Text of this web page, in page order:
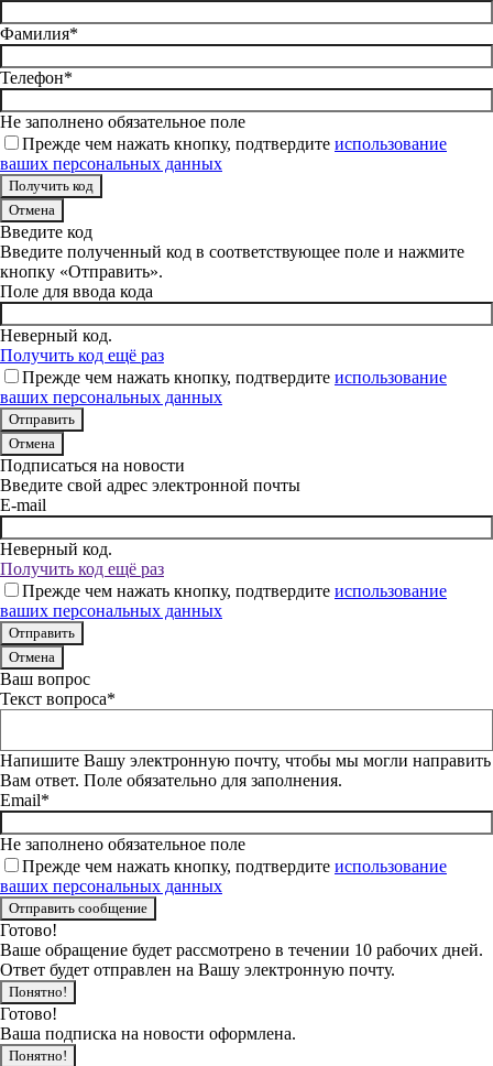
Фамилия*
Телефон*
Не заполнено обязательное поле
Прежде чем нажать кнопку, подтвердите использование
ваших персональных данных
Отмена
Введите код
Введите полученный код в соответствующее поле и нажмите
кнопку «Отправить».
Поле для ввода кода
Неверный код.
Получить код ещё раз
Прежде чем нажать кнопку, подтвердите использование
ваших персональных данных
Отмена
Подписаться на новости
Введите свой адрес электронной почты
E-mail
Неверный код.
Получить код ещё раз
Прежде чем нажать кнопку, подтвердите использование
ваших персональных данных
Отмена
Ваш вопрос
Текст вопроса*
Напишите Вашу электронную почту, чтобы мы могли направить
Вам ответ. Поле обязательно для заполнения.
Email*
Не заполнено обязательное поле
Прежде чем нажать кнопку, подтвердите использование
ваших персональных данных
Готово!
Ваше обращение будет рассмотрено в течении 10 рабочих дней.
Ответ будет отправлен на Вашу электронную почту.
Понятно!
Готово!
Ваша подписка на новости оформлена.
Понятно!